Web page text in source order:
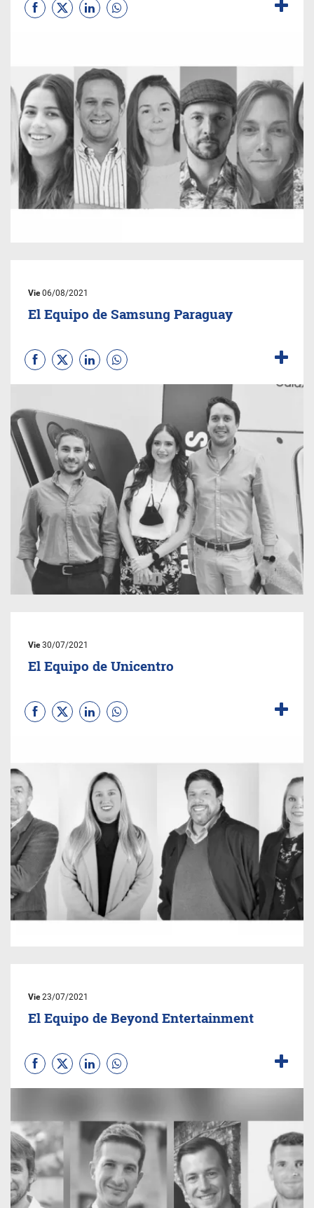
Vie06/08/2021
El Equipo de Samsung Paraguay
Vie30/07/2021
El Equipo de Unicentro
Vie23/07/2021
El Equipo de Beyond Entertainment